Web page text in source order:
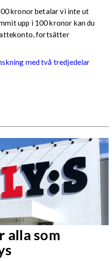
kronor betalar vi inte ut
upp i 100 kronor kan du
fortsätter
med två tredjedelar
alla som